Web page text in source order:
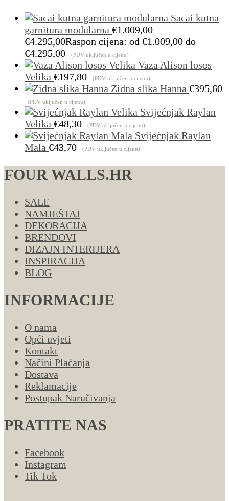
Sacai kutna
garnitura modularna €1.009,00 –
€4.295,00Raspon cijena: od €1.009,00 do
€4.295,00
(PDV uključen u cijenu)
Vaza Alison losos
Velika €197,80 (PDV uključen u cijenu)
Zidna slika Hanna €395,60
(PDV uključen u cijenu)
Svijećnjak Raylan
Velika €48,30 (PDV uključen u cijenu)
Svijećnjak Raylan
Mala €43,70 (PDV uključen u cijenu)
FOUR WALLS.HR
SALE
NAMJEŠTAJ
DEKORACIJA
BRENDOVI
DIZAJN INTERIJERA
INSPIRACIJA
BLOG
INFORMACIJE
O nama
Opći uvjeti
Kontakt
Načini Plaćanja
Dostava
Reklamacije
Postupak Naručivanja
PRATITE NAS
Facebook
Instagram
Tik Tok